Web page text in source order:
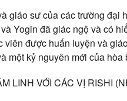
giáo sư của các trường đại
Yogin đã giác ngộ và có
viên được huấn luyện và
một kỷ nguyên mới của
LINH VỚI CÁC VỊ RISHI